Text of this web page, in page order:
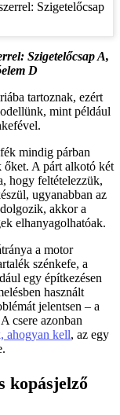
Szigetelőcsap A,
D
tartoznak, ezért
mint például
mindig párban
őket. A párt alkotó két
hogy feltételezzük,
ugyanabban az
akkor a
elhanyagolhatóak.
a motor
szénkefe, a
egy építkezésen
használt
jelentsen – a
csere azonban
ahogyan kell, az egy
kopásjelző